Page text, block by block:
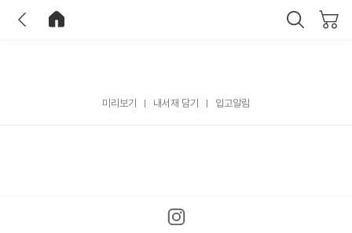
미리보기 내서재 담기 입고알림